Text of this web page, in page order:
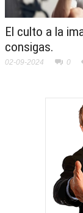
El culto a la
consigas.
02-09-2024 0